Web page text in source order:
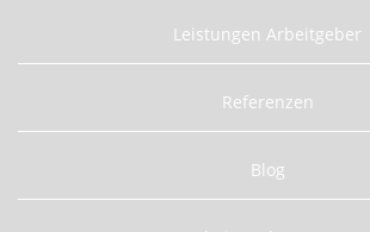
Leistungen Arbeitgeber
Referenzen
Blog